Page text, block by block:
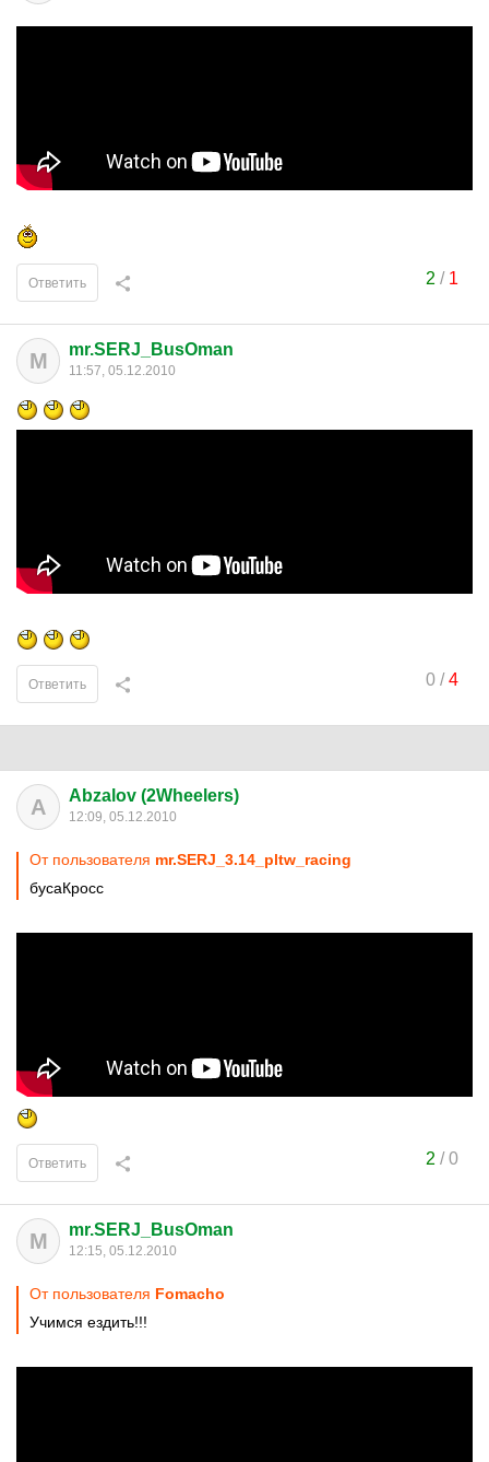
2 / 1
Ответить
M mr.SERJ_BusOman
11:57, 05.12.2010
0/4
Ответить
A Abzalov (2Wheelers)
12:09, 05.12.2010
От пользователя mr.SERJ_3.14_pltw_racing
бусаКросс
2 /0
Ответить
M mr.SERJ_BusOman
12:15, 05.12.2010
От пользователя Fomacho
Учимся ездить!!!